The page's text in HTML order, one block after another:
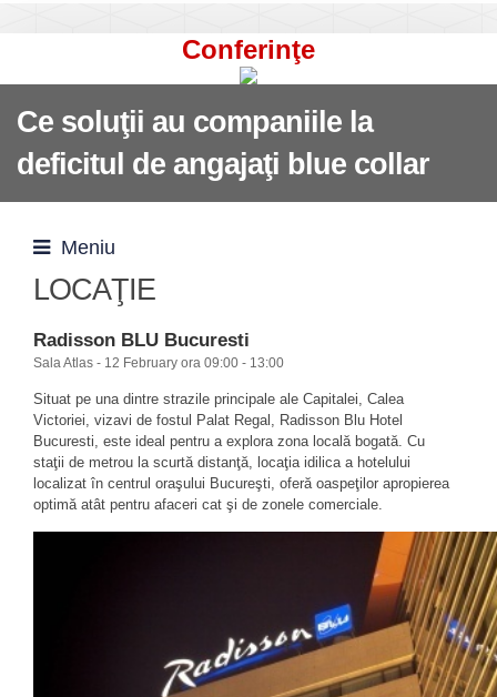
Conferinţe
Ce soluţii au companiile la
deficitul de angajaţi blue collar
Meniu
LOCAŢIE
Radisson BLU Bucuresti
Sala Atlas - 12 February ora 09:00 - 13:00
Situat pe una dintre strazile principale ale Capitalei, Calea
Victoriei, vizavi de fostul Palat Regal, Radisson Blu Hotel
Bucuresti, este ideal pentru a explora zona locală bogată. Cu
staţii de metrou la scurtă distanţă, locaţia idilica a hotelului
localizat în centrul oraşului Bucureşti, oferă oaspeţilor apropierea
optimă atât pentru afaceri cat şi de zonele comerciale.